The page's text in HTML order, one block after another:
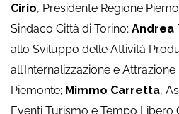
Cirio, Presidente Regione
Sindaco Città di Torino; Andrea
allo Sviluppo delle Attività
all’Internalizzazione e
Piemonte; Mimmo Carretta,
Eventi Turismo e Tempo Libero